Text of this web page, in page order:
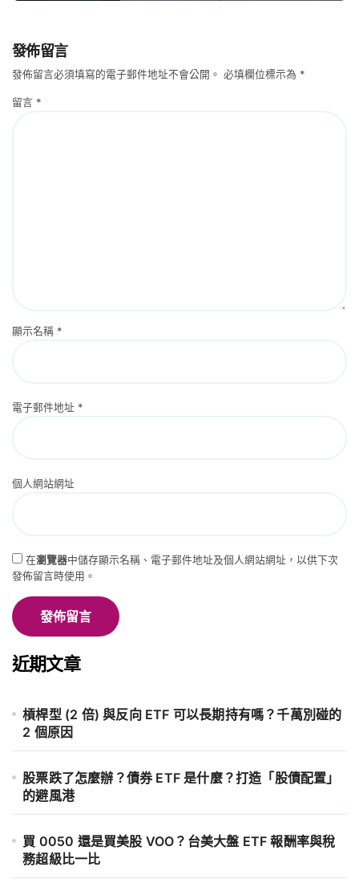
發佈留言
發佈留言必須填寫的電子郵件地址不會公開。 必填欄位標示為 *
留言 *
顯示名稱 *
電子郵件地址 *
個人網站網址
在瀏覽器中儲存顯示名稱、電子郵件地址及個人網站網址，以供下次
發佈留言時使用。
近期文章
槓桿型 (2 倍) 與反向 ETF 可以長期持有嗎？千萬別碰的
2 個原因
股票跌了怎麼辦？債券 ETF 是什麼？打造「股債配置」
的避風港
買 0050 還是買美股 VOO？台美大盤 ETF 報酬率與稅
務超級比一比